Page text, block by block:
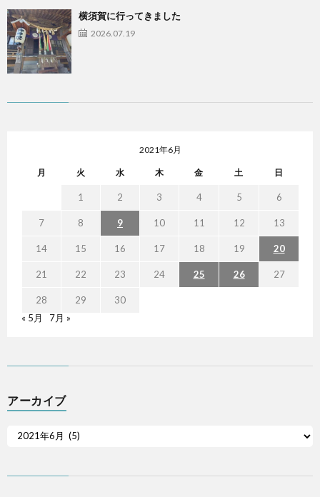
横須賀に行ってきました
2026.07.19
2021年6月
月 火 水 木 金 土 日
1 2 3 4 5 6
7 8 9 10 11 12 13
14 15 16 17 18 19 20
21 22 23 24 25 26 27
28 29
30
« 5月
7月 »
アーカイブ